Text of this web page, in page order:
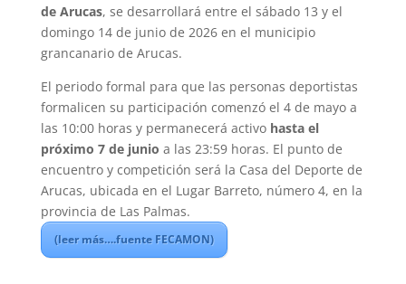
de Arucas, se desarrollará entre el sábado 13 y el
domingo 14 de junio de 2026 en el municipio
grancanario de Arucas.
El periodo formal para que las personas deportistas
formalicen su participación comenzó el 4 de mayo a
las 10:00 horas y permanecerá activo hasta el
próximo 7 de junio a las 23:59 horas. El punto de
encuentro y competición será la Casa del Deporte de
Arucas, ubicada en el Lugar Barreto, número 4, en la
provincia de Las Palmas.
(leer más….fuente FECAMON)